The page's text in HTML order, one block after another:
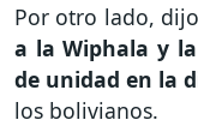
Por otro lado,
a la Wiphala y
de unidad en la
los bolivianos.